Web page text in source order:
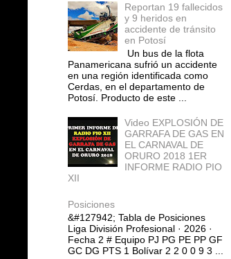
Reportan 19 fallecidos
y 9 heridos en
accidente de tránsito
en Potosí
Un bus de la flota
Panamericana sufrió un accidente
en una región identificada como
Cerdas, en el departamento de
Potosí. Producto de este ...
Video EXPLOSIÓN DE
GARRAFA DE GAS EN
EL CARNAVAL DE
ORURO 2018 1ER
INFORME RADIO PIO
XII
Posiciones
&#127942; Tabla de Posiciones
Liga División Profesional · 2026 ·
Fecha 2 # Equipo PJ PG PE PP GF
GC DG PTS 1 Bolívar 2 2 0 0 9 3 ...